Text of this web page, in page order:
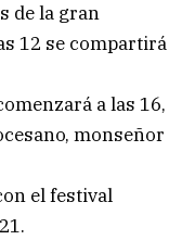
de la gran
12 se compartirá
a las 16,
monseñor
el festival